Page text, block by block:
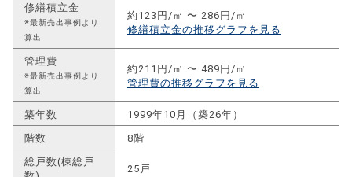
修繕積立金
※最新売出事例より
算出
約123円/㎡ 〜 286円/㎡
修繕積立金の推移グラフを見る
管理費
※最新売出事例より
算出
約211円/㎡ 〜 489円/㎡
管理費の推移グラフを見る
築年数
1999年10月（築26年）
階数
8階
総戸数(棟総戸
25戸